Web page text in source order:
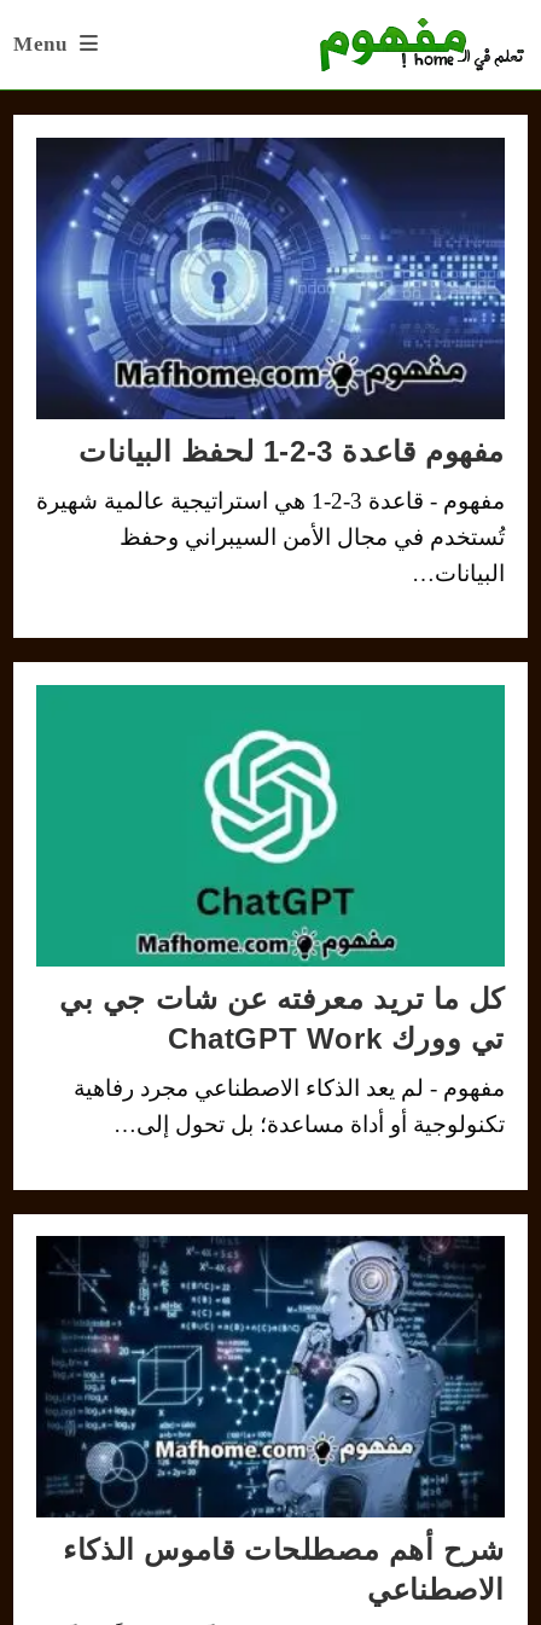
Menu
مفهوم قاعدة 3-2-1 لحفظ البيانات
مفهوم - قاعدة 3-2-1 هي استراتيجية عالمية شهيرة
تُستخدم في مجال الأمن السيبراني وحفظ
البيانات…
كل ما تريد معرفته عن شات جي بي
تي وورك ChatGPT Work
مفهوم - لم يعد الذكاء الاصطناعي مجرد رفاهية
تكنولوجية أو أداة مساعدة؛ بل تحول إلى…
شرح أهم مصطلحات قاموس الذكاء
الاصطناعي